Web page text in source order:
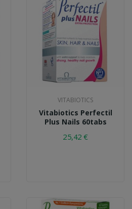
VITABIOTICS
Vitabiotics Perfectil
Plus Nails 60tabs
25,42 €